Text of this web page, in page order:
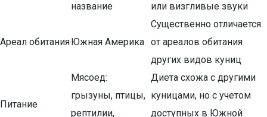
название
или визгливые звуки
Ареал обитанияЮжная Америка
Существенно отличается
от ареалов обитания
других видов куниц
Питание
Мясоед:
грызуны, птицы,
рептилии,
Диета схожа с другими
куницами, но с учетом
доступных в Южной